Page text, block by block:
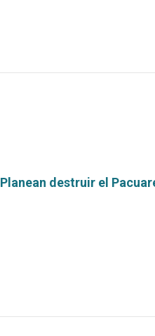
Planean destruir el